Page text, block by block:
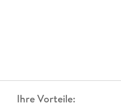
Ihre Vorteile: